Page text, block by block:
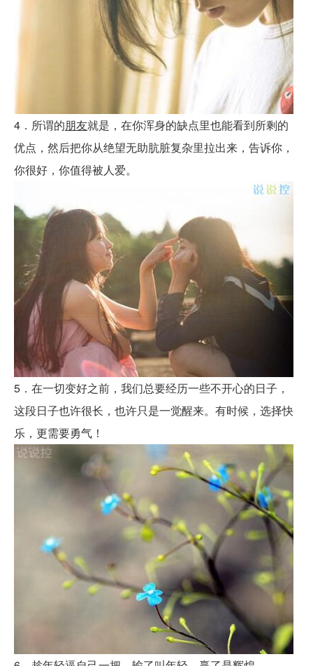
4．所谓的朋友就是，在你浑身的缺点里也能看到所剩的
优点，然后把你从绝望无助肮脏复杂里拉出来，告诉你，
你很好，你值得被人爱。
5．在一切变好之前，我们总要经历一些不开心的日子，
这段日子也许很长，也许只是一觉醒来。有时候，选择快
乐，更需要勇气！